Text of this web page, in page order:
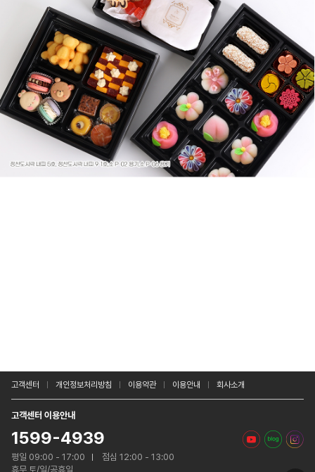
고객센터 개인정보처리방침 이용약관 이용안내 회사소개
고객센터 이용안내
1599-4939
평일 09:00 - 17:00
점심 12:00 - 13:00
휴무 토/일/공휴일